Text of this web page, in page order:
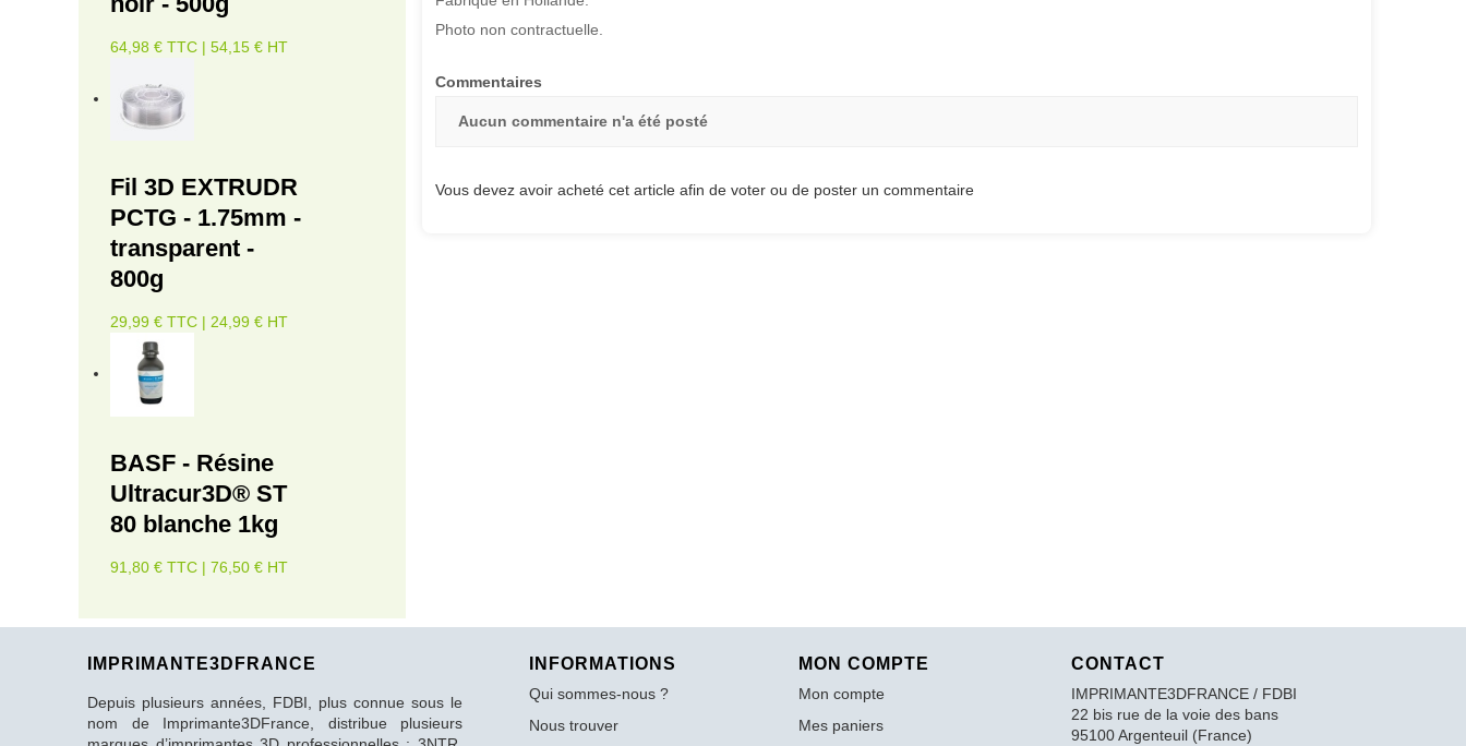
64,98 € TTC | 54,15 € HT
Fil 3D EXTRUDR
PCTG - 1.75mm -
transparent -
800g
29,99 € TTC | 24,99 € HT
BASF - Résine
Ultracur3D® ST
80 blanche 1kg
91,80 € TTC | 76,50 € HT
Photo non contractuelle.
Commentaires
Aucun commentaire n'a été posté
Vous devez avoir acheté cet article afin de voter ou de poster un commentaire
IMPRIMANTE3DFRANCE
Depuis plusieurs années, FDBI, plus connue sous le
nom de Imprimante3DFrance, distribue plusieurs
INFORMATIONS
Qui sommes-nous ?
Nous trouver
MON COMPTE
Mon compte
Mes paniers
CONTACT
IMPRIMANTE3DFRANCE / FDBI
22 bis rue de la voie des bans
95100 Argenteuil (France)